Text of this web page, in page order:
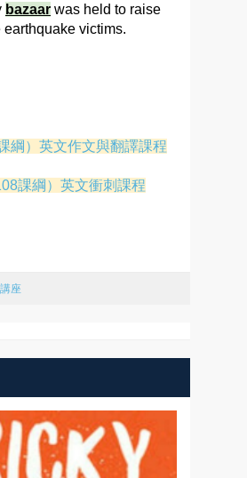
bazaar was held to raise
earthquake victims.
綱）英文作文與翻譯課程
課綱）英文衝刺課程
座